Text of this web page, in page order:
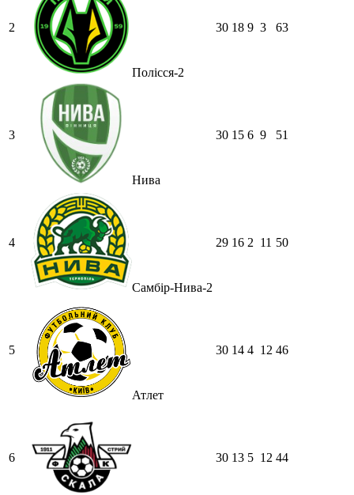
2
Полісся-2
30 18 9 3 63
3
Нива
30 15 6 9 51
4
Самбір-Нива-2
29 16 2 11 50
5
Атлет
30 14 4 12 46
6 30 13 5 12 44